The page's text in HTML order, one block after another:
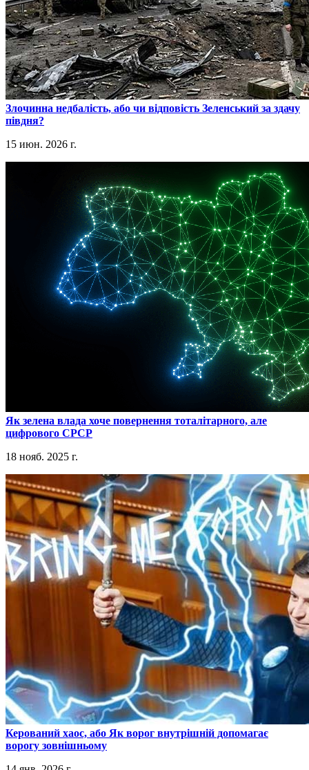
​Злочинна недбалість, або чи відповість Зеленський за здачу
півдня?
15 июн. 2026 г.
​Як зелена влада хоче повернення тоталітарного, але
цифрового СРСР
18 нояб. 2025 г.
​Керований хаос, або Як ворог внутрішній допомагає
ворогу зовнішньому